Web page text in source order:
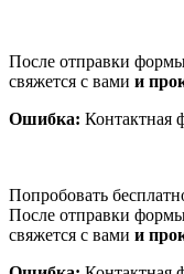
После отправки
свяжется с вами и
Ошибка: Контактная
Попробовать
После отправки
свяжется с вами и